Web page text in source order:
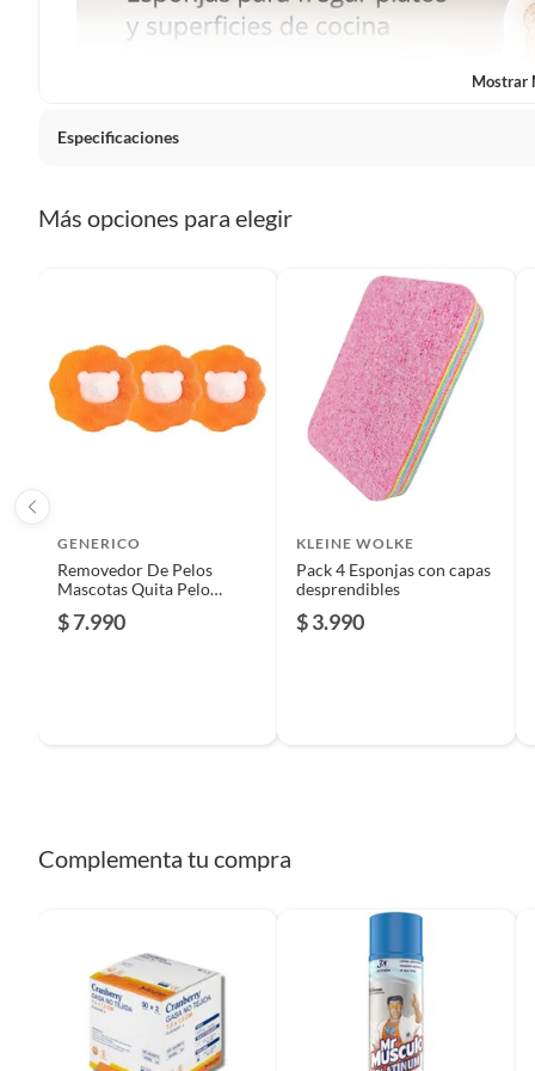
De uso personal.
Características principales
Pack de 4 esponjas/paños limpiadores.
Uso doméstico para loza, cocina y superficies de baño.
Material absorbente tipo espuma, fibra sintética o celulosa.
Medida de referencia del producto empacado: 10 × 10 × 5
Mostrar
Especificaciones
Tipo de Limpieza
Tipo de accesorio de limpieza Fibra
Más opciones para elegir
GENERICO
Removedor De Pelos
Mascotas Quita Pelo
Naranja
$ 7.990
KLEINE WOLKE
Pack 4 Esponjas con capas
desprendibles
$ 3.990
Complementa tu compra